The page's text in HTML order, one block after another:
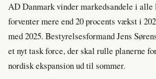
AD Danmark vinder markedsandele i alle
forventer mere end 20 procents vækst i
med 2025. Bestyrelsesformand Jens
et nyt task force, der skal rulle planerne
nordisk ekspansion ud til sommer.